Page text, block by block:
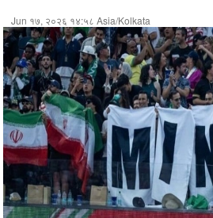
Jun १७, २०२६ १४:५८ Asia/Kolkata